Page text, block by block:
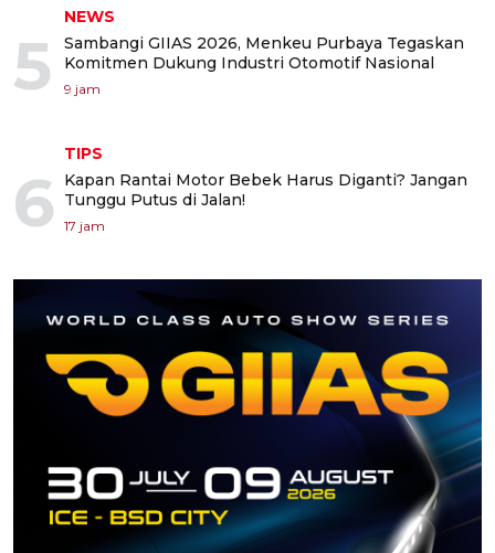
5
NEWS
Sambangi GIIAS 2026, Menkeu Purbaya Tegaskan
Komitmen Dukung Industri Otomotif Nasional
9 jam
6
TIPS
Kapan Rantai Motor Bebek Harus Diganti? Jangan
Tunggu Putus di Jalan!
17 jam